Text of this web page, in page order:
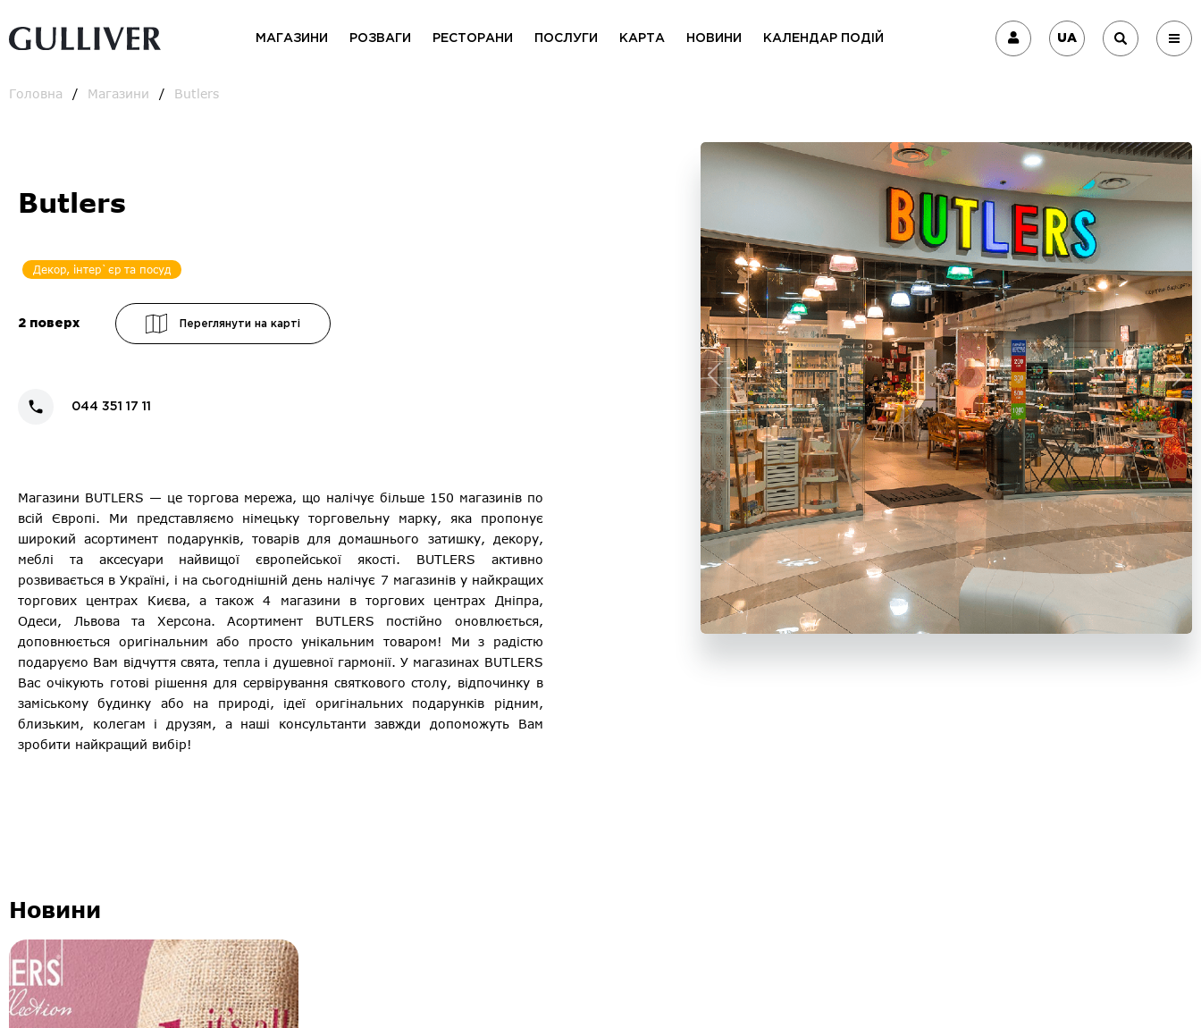
МАГАЗИНИ РОЗВАГИ РЕСТОРАНИ ПОСЛУГИ КАРТА НОВИНИ КАЛЕНДАР ПОДІЙ UA
Головна Магазини Butlers
Butlers
Декор, інтер`єр та посуд
2 поверх Переглянути на карті
044 351 17 11
Магазини BUTLERS — це торгова мережа, що налічує більше 150 магазинів по
всій Європі. Ми представляємо німецьку торговельну марку, яка пропонує
широкий асортимент подарунків, товарів для домашнього затишку, декору,
меблі та аксесуари найвищої європейської якості. BUTLERS активно
розвивається в Україні, і на сьогоднішній день налічує 7 магазинів у найкращих
торгових центрах Києва, а також 4 магазини в торгових центрах Дніпра,
Одеси, Львова та Херсона. Асортимент BUTLERS постійно оновлюється,
доповнюється оригінальним або просто унікальним товаром! Ми з радістю
подаруємо Вам відчуття свята, тепла і душевної гармонії. У магазинах BUTLERS
Вас очікують готові рішення для сервірування святкового столу, відпочинку в
заміському будинку або на природі, ідеї оригінальних подарунків рідним,
близьким, колегам і друзям, а наші консультанти завжди допоможуть Вам
зробити найкращий вибір!
Новини